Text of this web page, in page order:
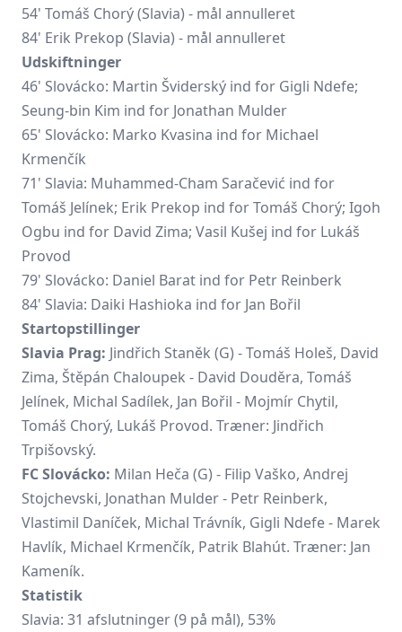
54' Tomáš Chorý (Slavia) - mål annulleret
84' Erik Prekop (Slavia) - mål annulleret
Udskiftninger
46' Slovácko: Martin Šviderský ind for Gigli Ndefe;
Seung-bin Kim ind for Jonathan Mulder
65' Slovácko: Marko Kvasina ind for Michael
Krmenčík
71' Slavia: Muhammed-Cham Saračević ind for
Tomáš Jelínek; Erik Prekop ind for Tomáš Chorý; Igoh
Ogbu ind for David Zima; Vasil Kušej ind for Lukáš
Provod
79' Slovácko: Daniel Barat ind for Petr Reinberk
84' Slavia: Daiki Hashioka ind for Jan Bořil
Startopstillinger
Slavia Prag: Jindřich Staněk (G) - Tomáš Holeš, David
Zima, Štěpán Chaloupek - David Douděra, Tomáš
Jelínek, Michal Sadílek, Jan Bořil - Mojmír Chytil,
Tomáš Chorý, Lukáš Provod. Træner: Jindřich
Trpišovský.
FC Slovácko: Milan Heča (G) - Filip Vaško, Andrej
Stojchevski, Jonathan Mulder - Petr Reinberk,
Vlastimil Daníček, Michal Trávník, Gigli Ndefe - Marek
Havlík, Michael Krmenčík, Patrik Blahút. Træner: Jan
Kameník.
Statistik
Slavia: 31 afslutninger (9 på mål), 53%